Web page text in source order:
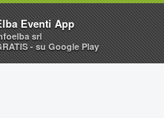
Eventi App
srl
- su Google Play